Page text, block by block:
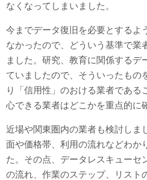
なくなってしまいました。
今までデータ復旧を必要とするよ
なかったので、どういう基準で業
ました。研究、教育に関係するデ
ていましたので、そういったもの
り「信用性」のおける業者である
心できる業者はどこかを重点的に
近場や関東圏内の業者も検討しま
面や価格帯、利用の流れなどわか
た。その点、データレスキューセ
の流れ、作業のステップ、リスト